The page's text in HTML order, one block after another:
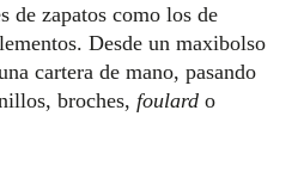
de zapatos como los de
Desde un maxibolso
cartera de mano, pasando
broches, foulard o